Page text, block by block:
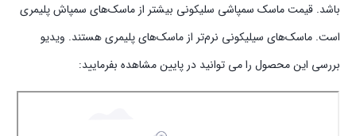
باشد. قیمت ماسک سمپاشی سلیکونی بیشتر از ماسک‌های سمپاش پلیمری
است. ماسک‌های سیلیکونی نرم‌تر از ماسک‌های پلیمری هستند. ویدیو
بررسی این محصول را می توانید در پایین مشاهده بفرمایید: